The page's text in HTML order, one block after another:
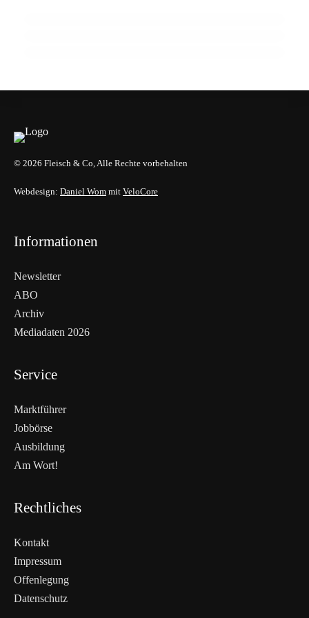
WEITERLESEN
Nicht verpassen
© 2026 Fleisch & Co, Alle Rechte vorbehalten
Webdesign: Daniel Wom mit VeloCore
Informationen
Newsletter
ABO
Archiv
Mediadaten 2026
Service
Marktführer
Jobbörse
Ausbildung
Am Wort!
Rechtliches
Kontakt
Impressum
Offenlegung
Datenschutz